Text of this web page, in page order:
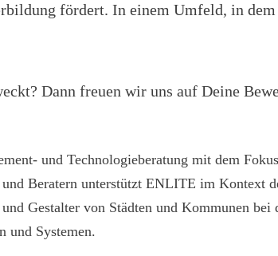
fördert. In einem Umfeld, in
Dann freuen wir uns auf Deine
und Technologieberatung mit dem
Beratern unterstützt ENLITE im Kontext
Gestalter von Städten und Kommunen
und Systemen.